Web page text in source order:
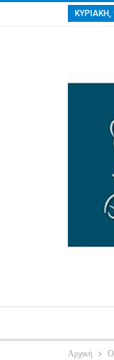
Αρχική Ο